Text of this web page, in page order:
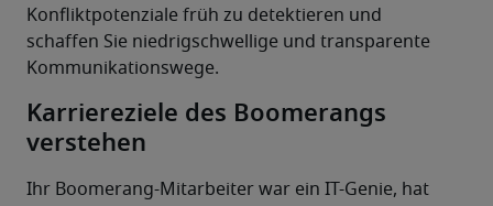
Konfliktpotenziale früh zu detektieren und
schaffen Sie niedrigschwellige und transparente
Kommunikationswege.
Karriereziele des Boomerangs
verstehen
Ihr Boomerang-Mitarbeiter war ein IT-Genie, hat